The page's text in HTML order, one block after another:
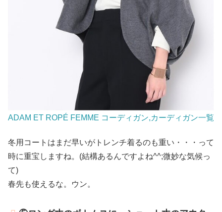
ADAM ET ROPÉ FEMME コーディガン,カーディガン一覧
冬用コートはまだ早いがトレンチ着るのも重い・・・って
時に重宝しますね。(結構あるんですよね^^;微妙な気候っ
て)
春先も使えるな。ウン。